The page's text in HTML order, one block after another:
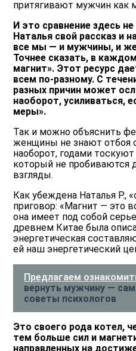
притягивают мужчин как
И это сравнение здесь
Наталья свой рассказ и
все мы — и мужчины, и
Точнее сказать, в
магнит». Этот ресурс
всем по-разному. С
разных причин может
наоборот, усиливаться,
меры».
Так и можно объяснить
женщины не знают отбоя
наоборот, годами
который не пробиваются
взгляды.
Как убеждена Наталья Р.,
приговор: «Магнит — это
она имеет под собой
древнем Китае была
энергетическая
ей наш энергетический
Предлагаем
вернуть мужчину —
советы психологов
Это своего рода котел,
тем больше сил и
направленных на